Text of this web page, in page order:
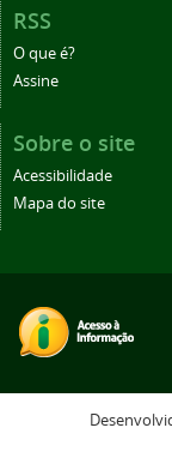
RSS
O que é?
Assine
Sobre o site
Acessibilidade
Mapa do site